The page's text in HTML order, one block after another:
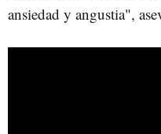
ansiedad y angustia",